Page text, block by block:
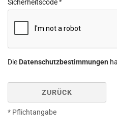
Sicherheitscode
Die Datenschutzbestimmungen
ZURÜCK
* Pflichtangabe